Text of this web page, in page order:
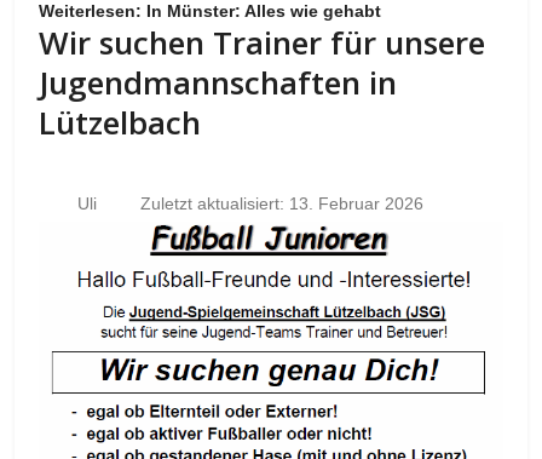
Weiterlesen: In Münster: Alles wie gehabt
Wir suchen Trainer für unsere
Jugendmannschaften in
Lützelbach
Uli Zuletzt aktualisiert: 13. Februar 2026